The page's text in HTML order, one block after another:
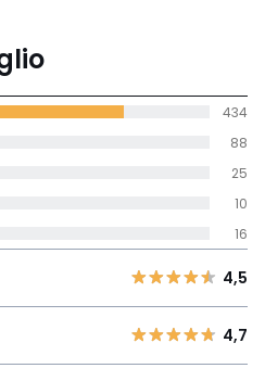
media tenendo
di tutti i
16
25
4,5
16
10
25
88
434
4,5
4,7